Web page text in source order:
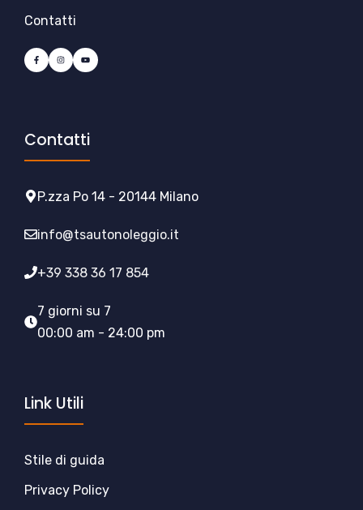
Contatti
Contatti
P.zza Po 14 - 20144 Milano
info@tsautonoleggio.it
+39 338 36 17 854
7 giorni su 7
00:00 am - 24:00 pm
Link Utili
Stile di guida
Privacy Policy